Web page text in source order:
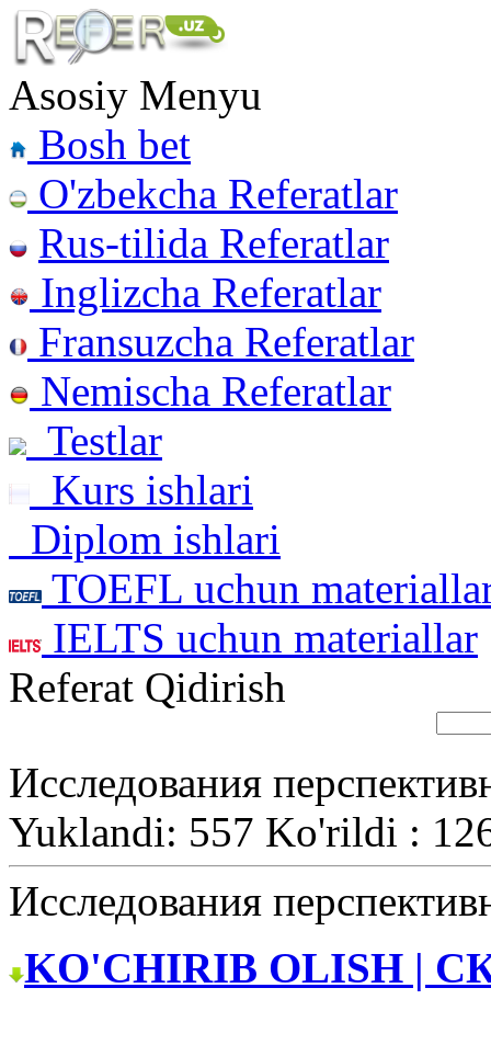
Asosiy Menyu
Bosh bet
O'zbekcha Referatlar
Rus-tilida Referatlar
Inglizcha Referatlar
Fransuzcha Referatlar
Nemischa Referatlar
Testlar
Kurs ishlari
Diplom ishlari
TOEFL uchun
IELTS uchun materiallar
Referat Qidirish
Исследования
Yuklandi: 557 Ko'rildi :
Исследования
KO'CHIRIB OLISH |